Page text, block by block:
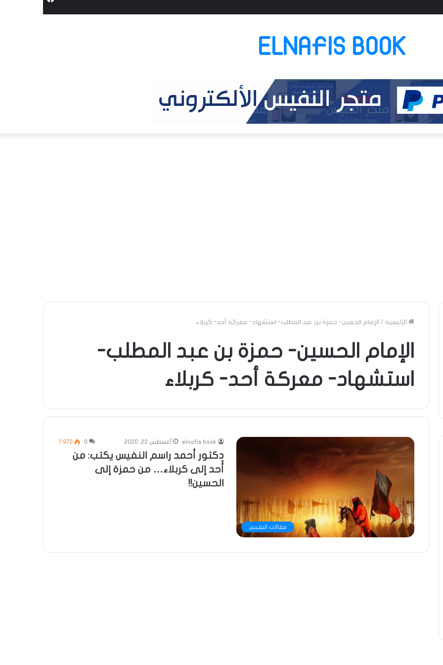
ELNAFIS BOOK
الرئيسية / الإمام الحسين- حمزة بن عبد المطلب- استشهاد- معركة أحد- كربلاء
الإمام الحسين- حمزة بن عبد المطلب-
استشهاد- معركة أحد- كربلاء
مقالات النفيس
elnafis book أغسطس 22, 2020 0 1٬970
دكتور أحمد راسم النفيس يكتب: من
أُحد إلى كربلاء… من حمزة إلى
الحسين!!